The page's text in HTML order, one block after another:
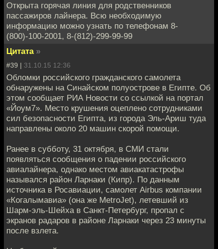
Открыта горячая линия для родственников
пассажиров лайнера. Всю необходимую
информацию можно узнать по телефонам 8-
(800)-100-2001, 8-(812)-299-99-99
Цитата »
#39 | 31.10.15 12:36
Обломки российского гражданского самолета
обнаружены на Синайском полуострове в Египте. Об
этом сообщает РИА Новости со ссылкой на портал
«Йоум7». Место крушения оцеплено сотрудниками
сил безопасности Египта, из города Эль-Ариш туда
направлены около 20 машин скорой помощи.
Ранее в субботу, 31 октября, в СМИ стали
появляться сообщения о падении российского
авиалайнера, однако местом авиакатастрофы
назывался район Ларнаки (Кипр). По данным
источника в Росавиации, самолет Airbus компании
«Когалымавиа» (она же MetroJet), летевший из
Шарм-эль-Шейха в Санкт-Петербург, пропал с
экранов радаров в районе Ларнаки через 23 минуты
после взлета.